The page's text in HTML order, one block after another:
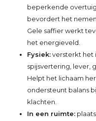
beperkende
bevordert het
Gele saffier werkt
het energieveld.
Fysiek:versterkt het
spijsvertering, lever,
Helpt het lichaam
ondersteunt balans
klachten.
In een ruimte: